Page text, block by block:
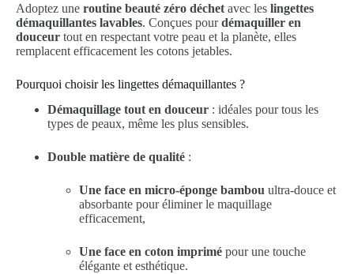
Adoptez une routine beauté zéro déchet avec les lingettes
démaquillantes lavables. Conçues pourdémaquiller en
douceur tout en respectant votre peau et la planète, elles
remplacent efficacement les cotons jetables.
Pourquoi choisir les lingettes démaquillantes ?
Démaquillage tout en douceur : idéales pour tous les
types de peaux, même les plus sensibles.
Double matière de qualité :
Une face en micro-éponge bambou ultra-douce et
absorbante pour éliminer le maquillage
efficacement,
Une face en coton imprimé pour une touche
élégante et esthétique.